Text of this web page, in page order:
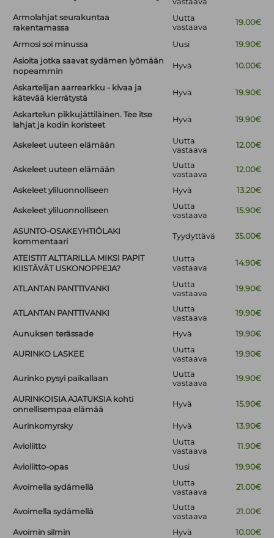
Armolahjat seurakuntaa
rakentamassa
Uutta
vastaava
19.00€
Armosi soi minussa Uusi
19.90€
Asioita jotka saavat sydämen lyömään
nopeammin
Hyvä 10.00€
Askartelijan aarrearkku - kivaa ja
kätevää kierrätystä
Hyvä 19.90€
Askartelun pikkujättiläinen. Tee itse
lahjat ja kodin koristeet
Hyvä 19.90€
Askeleet uuteen elämään
Uutta
vastaava
12.00€
Askeleet uuteen elämään
Uutta
vastaava
12.00€
Askeleet yliluonnolliseen Hyvä 13.20€
Askeleet yliluonnolliseen
Uutta
vastaava
15.90€
ASUNTO-OSAKEYHTIÖLAKI
kommentaari
Tyydyttävä 35.00€
ATEISTIT ALTTARILLA MIKSI PAPIT
KIISTÄVÄT USKONOPPEJA?
Uutta
vastaava
14.90€
ATLANTAN PANTTIVANKI
Uutta
vastaava
19.90€
ATLANTAN PANTTIVANKI
Uutta
vastaava
19.90€
Aunuksen terässade Hyvä 19.90€
AURINKO LASKEE
Uutta
vastaava
19.90€
Aurinko pysyi paikallaan
Uutta
vastaava
19.90€
AURINKOISIA AJATUKSIA kohti
onnellisempaa elämää
Hyvä 15.90€
Aurinkomyrsky Hyvä 13.90€
Avioliitto
Uutta
vastaava
11.90€
Avioliitto-opas Uusi 19.90€
Avoimella sydämellä
Uutta
vastaava
21.00€
Avoimella sydämellä
Uutta
vastaava
21.00€
Avoimin silmin Hyvä
10.00€